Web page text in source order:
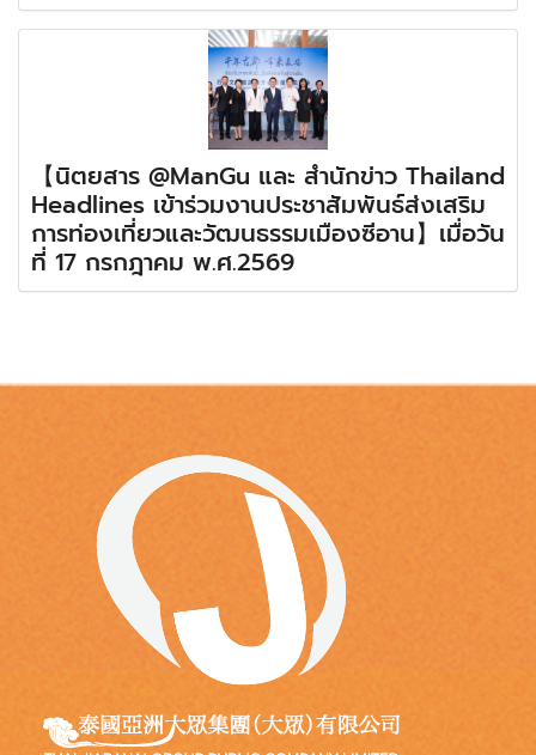
【นิตยสาร @ManGu และ สำนักข่าว Thailand
Headlines เข้าร่วมงานประชาสัมพันธ์ส่งเสริม
การท่องเที่ยวและวัฒนธรรมเมืองซีอาน】เมื่อวัน
ที่ 17 กรกฎาคม พ.ศ.2569